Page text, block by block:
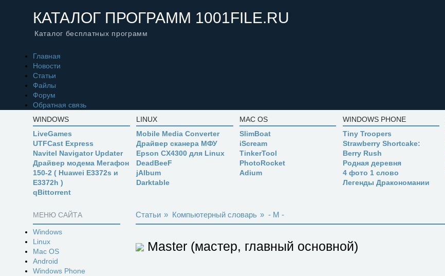
КАТАЛОГ ПРОГРАММ 1001FILE.RU
Каталог бесплатных программ
Главная
Новости
Статьи
Файлы
Форум
Обратная связь
WINDOWS
LiveGames
UTFCast Express
Navitel Navigator Updater
Драйвер модема Мегафон
150-2 ( Huawei E3372s и
E3372h )
qBittorrent
LINUX
Mobile Media Converter
Драйвер сканера МФУ
Epson CX4300 для Linux
DeadBeeF
jAlbum
Darktable
MAC OS
SlimBoat
iScream
TinkerTool
PhotoRocket
Adium
WINDOWS PHONE
Tiny Troopers
Strawberry Shortcake:
Berry Rush
Родная деревня
4 фото 1 слово
Легенды Дракономании
МЕНЮ САЙТА
Windows
Linux
Mac OS
Android
Windows Phone
Статьи » Компьютерный словарь » - M -
Master (мастер, главный основной)